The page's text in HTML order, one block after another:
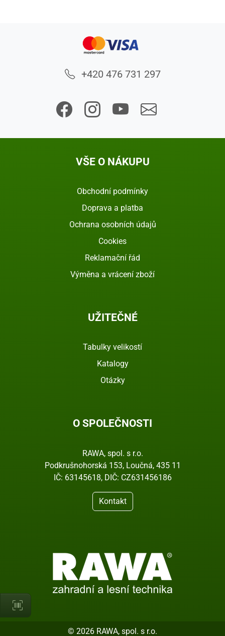
+420 476 731 297
VŠE O NÁKUPU
Obchodní podmínky
Doprava a platba
Ochrana osobních údajů
Cookies
Reklamační řád
Výměna a vrácení zboží
UŽITEČNÉ
Tabulky velikostí
Katalogy
Otázky
O SPOLEČNOSTI
RAWA, spol. s r.o.
Podkrušnohorská 153, Loučná, 435 11
IČ: 63145618, DIČ: CZ631456186
Kontakt
© 2026 RAWA, spol. s r.o.